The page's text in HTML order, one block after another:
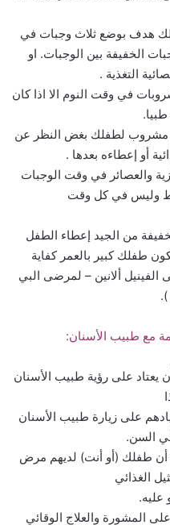
لك هدف بوضع ثلاث وجبات في
الخفيفة بين الوجبات. او
التغذية .
في وقت النوم الا اذا كان
مشروب لطفلك بغض النظر عن
أو إعطاءه بعدها .
والعصائر في وقت الوجبات
وليس في كل وقت
من الجيد إعطاء الطفل
طفلك كبير بالعمر كفاية
الفينيل ألانين – لمرضى البي
مع طبيب الأسنان:
على رؤية طبيب الأسنان
على زيارة طبيب الأسنان
السن.
أن طفلك (أو أنت) لديهم مرض
الغذائي
عليه.
المشورة والعلاج الوقائي